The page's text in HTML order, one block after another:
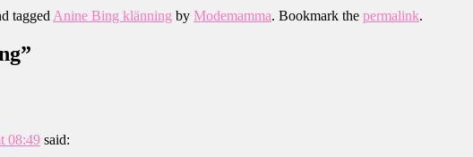
tagged Anine Bing klänning by Modemamma. Bookmark the permalink.
”
08:49 said: